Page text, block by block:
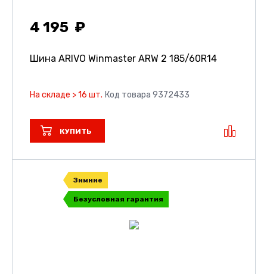
4 195
Шина ARIVO Winmaster ARW 2 185/60R14
На складе > 16 шт. Код товара 9372433
КУПИТЬ
Зимние
Безусловная гарантия